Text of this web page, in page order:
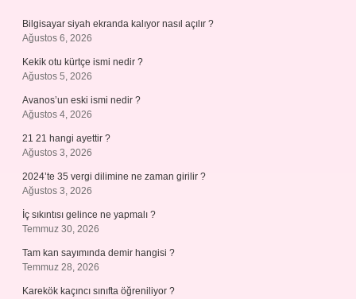
Bilgisayar siyah ekranda kalıyor nasıl açılır ?
Ağustos 6, 2026
Kekik otu kürtçe ismi nedir ?
Ağustos 5, 2026
Avanos’un eski ismi nedir ?
Ağustos 4, 2026
21 21 hangi ayettir ?
Ağustos 3, 2026
2024’te 35 vergi dilimine ne zaman girilir ?
Ağustos 3, 2026
İç sıkıntısı gelince ne yapmalı ?
Temmuz 30, 2026
Tam kan sayımında demir hangisi ?
Temmuz 28, 2026
Karekök kaçıncı sınıfta öğreniliyor ?